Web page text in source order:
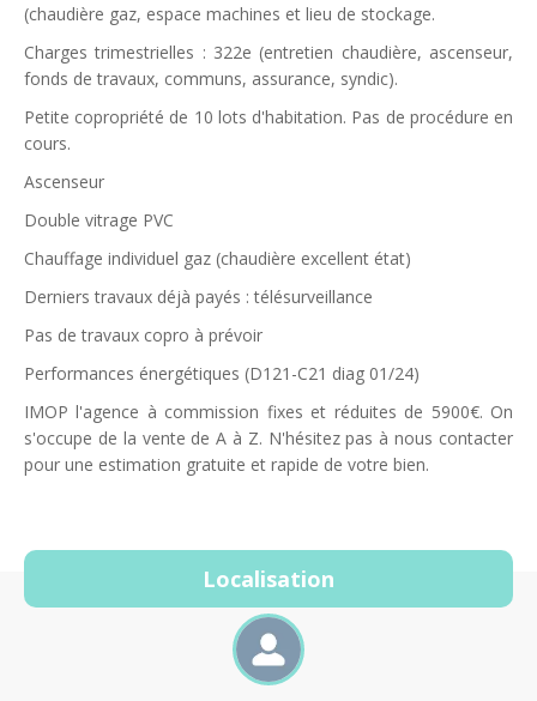
(chaudière gaz, espace machines et lieu de stockage.
Charges trimestrielles : 322e (entretien chaudière, ascenseur,
fonds de travaux, communs, assurance, syndic).
Petite copropriété de 10 lots d'habitation. Pas de procédure en
cours.
Ascenseur
Double vitrage PVC
Chauffage individuel gaz (chaudière excellent état)
Derniers travaux déjà payés : télésurveillance
Pas de travaux copro à prévoir
Performances énergétiques (D121-C21 diag 01/24)
IMOP l'agence à commission fixes et réduites de 5900€. On
s'occupe de la vente de A à Z. N'hésitez pas à nous contacter
pour une estimation gratuite et rapide de votre bien.
Localisation